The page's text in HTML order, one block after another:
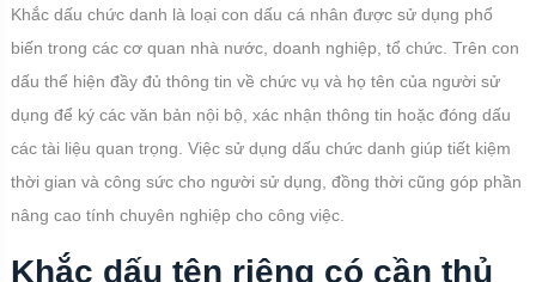
Khắc dấu chức danh là loại con dấu cá nhân được sử dụng phổ
biến trong các cơ quan nhà nước, doanh nghiệp, tổ chức. Trên con
dấu thể hiện đầy đủ thông tin về chức vụ và họ tên của người sử
dụng để ký các văn bản nội bộ, xác nhận thông tin hoặc đóng dấu
các tài liệu quan trọng. Việc sử dụng dấu chức danh giúp tiết kiệm
thời gian và công sức cho người sử dụng, đồng thời cũng góp phần
nâng cao tính chuyên nghiệp cho công việc.
Khắc dấu tên riêng có cần thủ